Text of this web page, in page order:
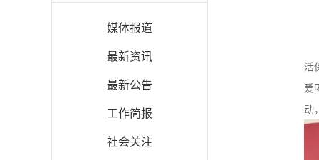
媒体报道
最新资讯
最新公告
工作简报
社会关注
活
爱
动